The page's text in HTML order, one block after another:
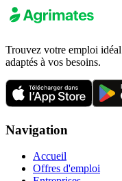
Trouvez votre emploi
adaptés à vos besoins.
Navigation
Accueil
Offres d'emploi